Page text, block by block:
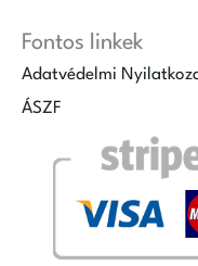
Fontos linkek
Adatvédelmi
ÁSZF